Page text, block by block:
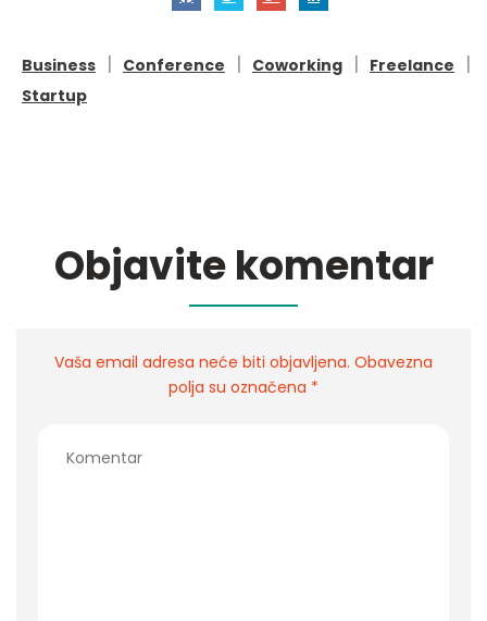
Business | Conference | Coworking | Freelance |
Startup
Objavite komentar
Vaša email adresa neće biti objavljena. Obavezna
polja su označena *